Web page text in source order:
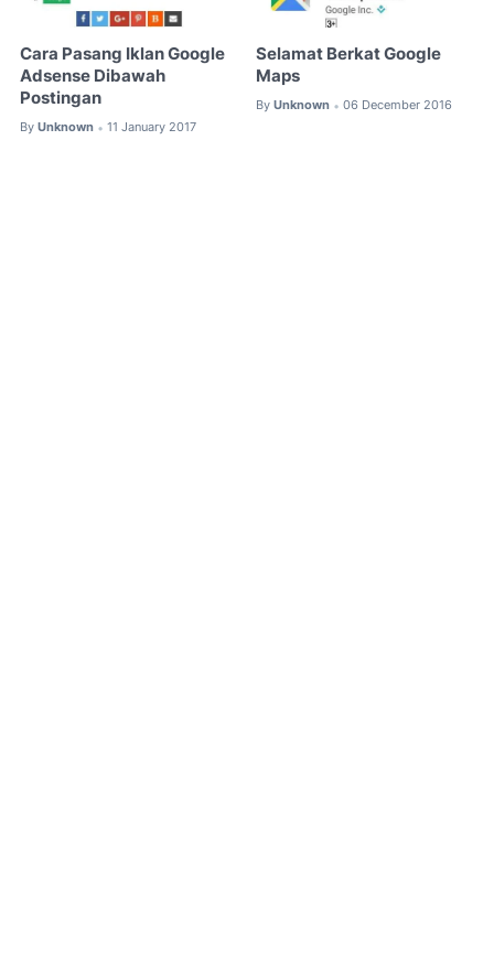
Cara Pasang Iklan Google
Adsense Dibawah
Postingan
By Unknown • 11 January 2017
Selamat Berkat Google
Maps
By Unknown • 06 December 2016